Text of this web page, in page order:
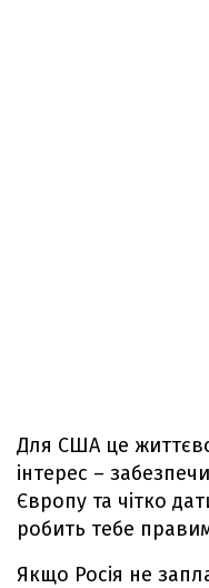
Для США це
інтерес –
Європу та чітко
робить тебе
Якщо Росія не